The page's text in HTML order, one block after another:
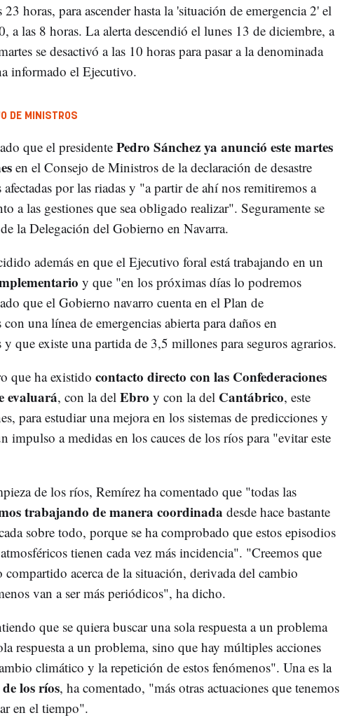
horas, para ascender hasta la 'situación de emergencia 2' el
a las 8 horas. La alerta descendió el lunes 13 de diciembre, a
se desactivó a las 10 horas para pasar a la denominada
informado el Ejecutivo.
DE MINISTROS
que el presidentePedro Sánchez ya anunció este martes
en el Consejo de Ministros de la declaración de desastre
por las riadas y "a partir de ahí nos remitiremos a
a las gestiones que sea obligado realizar". Seguramente se
la Delegación del Gobierno en Navarra.
además en que el Ejecutivo foral está trabajando en un
y que "en los próximas días lo podremos
que el Gobierno navarro cuenta en el Plan de
una línea de emergencias abierta para daños en
y que existe una partida de 3,5 millones para seguros agrarios.
que ha existido contacto directo con las Confederaciones
evaluará, con la del Ebro y con la del Cantábrico, este
para estudiar una mejora en los sistemas de predicciones y
impulso a medidas en los cauces de los ríos para "evitar este
de los ríos, Remírez ha comentado que "todas las
trabajando de manera coordinada desde hace bastante
sobre todo, porque se ha comprobado que estos episodios
tienen cada vez más incidencia". "Creemos que
acerca de la situación, derivada del cambio
van a ser más periódicos", ha dicho.
que se quiera buscar una sola respuesta a un problema
respuesta a un problema, sino que hay múltiples acciones
climático y la repetición de estos fenómenos". Una es la
los ríos, ha comentado, "más otras actuaciones que tenemos
en el tiempo".